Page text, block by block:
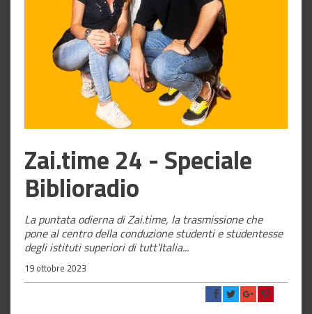
Zai.time 24 - Speciale
Biblioradio
La puntata odierna di Zai.time, la trasmissione che
pone al centro della conduzione studenti e studentesse
degli istituti superiori di tutt'Italia...
19 ottobre 2023